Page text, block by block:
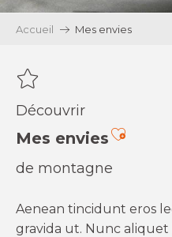
Accueil Mes envies
Découvrir
Mes envies
de montagne
Aenean tincidunt eros
gravida ut. Nunc